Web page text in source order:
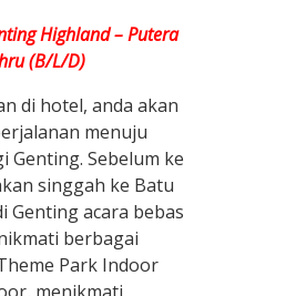
Highland – Putera
(B/L/D)
di hotel, anda akan
menuju
Genting. Sebelum ke
singgah ke Batu
Genting acara bebas
berbagai
Park Indoor